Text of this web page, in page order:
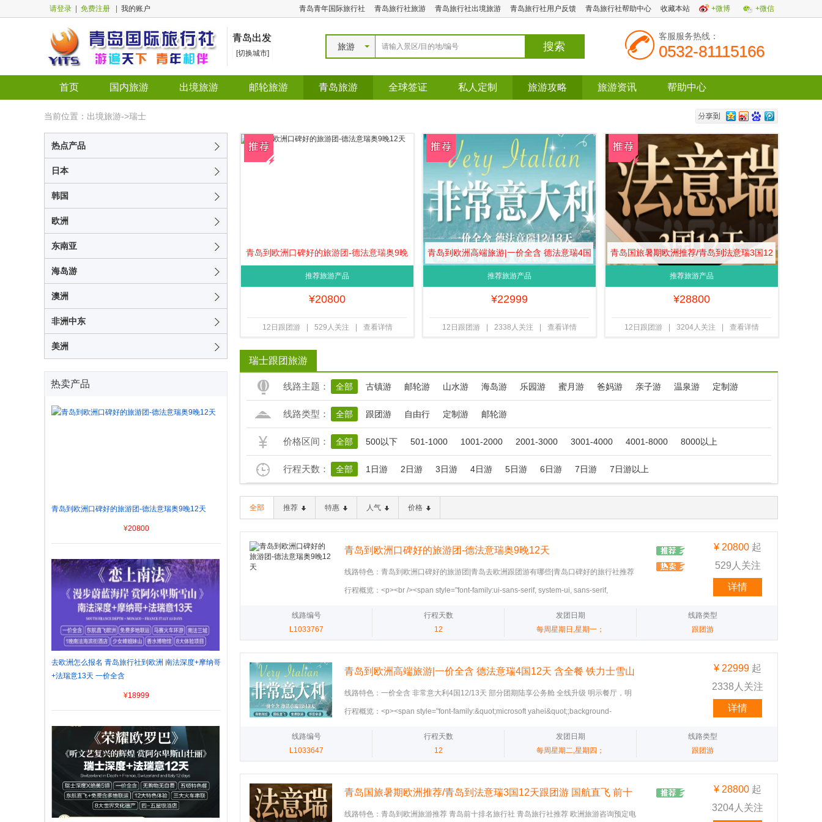
请登录 免费注册 我的账户 青岛青年国际旅行社 青岛旅行社旅游 青岛旅行社出境旅游 青岛旅行社用户反馈 青岛旅行社帮助中心 收藏本站 +微博 +微信
青岛出发
[切换城市]
旅游
客服服务热线：
0532-81115166
首页 国内旅游 出境旅游 邮轮旅游 青岛旅游 全球签证 私人定制 旅游攻略 旅游资讯 帮助中心
当前位置：出境旅游->瑞士
热点产品
日本
韩国
欧洲
东南亚
海岛游
澳洲
非洲中东
美洲
热卖产品
青岛到欧洲口碑好的旅游团-德法意瑞奥9晚12天
¥20800
去欧洲怎么报名 青岛旅行社到欧洲 南法深度+摩纳哥
+法瑞意13天 一价全含
¥18999
青岛到欧洲口碑好的旅游团-德法意瑞奥9晚
12天
推荐旅游产品
¥20800
12日跟团游 529人关注 查看详情
青岛到欧洲高端旅游|一价全含 德法意瑞4国
12天 含全餐 铁力士雪山
推荐旅游产品
¥22999
12日跟团游 2338人关注 查看详情
青岛国旅暑期欧洲推荐/青岛到法意瑞3国12
天跟团游 国航直飞 前十立减 精致小团 一价
全含无自费 赠送双人WiFi
推荐旅游产品
¥28800
12日跟团游 3204人关注 查看详情
瑞士跟团旅游
线路主题： 全部 古镇游 邮轮游 山水游 海岛游 乐园游 蜜月游 爸妈游 亲子游 温泉游 定制游
线路类型： 全部 跟团游 自由行 定制游 邮轮游
价格区间： 全部 500以下 501-1000 1001-2000 2001-3000 3001-4000 4001-8000 8000以上
行程天数： 全部 1日游 2日游 3日游 4日游 5日游 6日游 7日游 7日游以上
全部 推荐 特惠 人气 价格
青岛到欧洲口碑好的旅游团-德法意瑞奥9晚12天
线路特色：青岛到欧洲口碑好的旅游团|青岛去欧洲跟团游有哪些|青岛口碑好的旅行社推荐
费✅含联运✅含全餐✅拒签全退 ✈甄选国航，北京直飞，双点进出 🏔自然奇观-金色环游：
器 🕍世界五大宫殿之一-凡尔赛宫入内含讲解器 🛶水城威尼斯泛舟-贡多拉游船 🏰迪斯尼城
堡原型-新天鹅堡 [礼物]贴心好礼：机场三宝+转换插头+2人一台WIFI+高额保险
行程概览：<p><br /><span style="font-family:ui-sans-serif, system-ui, sans-serif,
symbol&quot;, &quot;noto color emoji&quot;;">每日核心游览亮点</span></p><p><span
style="font-family:ui-sans-serif, system-ui, sans-serif, &quot;apple color emoji&quot;,
&quot;segoe ui emoji&quot;, &quot;segoe ui symbol&quot;, &quot;noto color
emoji&quot;;">D1：各地集合联运至北京，准备国际航班。</span></p><p><span
&quot;segoe ui emoji&quot;, &quot;segoe ui symbol&quot;, &quot;noto color
emoji&quot;;">D2（德）：慕尼黑→菲森新天鹅堡（外观）→因斯布鲁克，打卡童话城堡。
color emoji&quot;, &quot;segoe ui emoji&quot;, &quot;segoe ui symbol&quot;,
/ 教堂、叹息桥，含贡多拉游船，享用墨鱼面。</span></p><p><span style="font-
family:ui-sans-serif, system-ui, sans-serif, &quot;apple color emoji&quot;, &quot;segoe ui
emoji&quot;, &quot;segoe ui symbol&quot;, &quot;noto color emoji&quot;;">D4（意罗
马）：永恒之都罗马，外观斗兽场、君士坦丁凯旋门</span><span style="font-family:ui-
sans-serif, system-ui, sans-serif, &quot;apple color emoji&quot;, &quot;segoe ui
emoji&quot;, &quot;segoe ui symbol&quot;, &quot;noto color emoji&quot;;">。</span>
</p><p><span style="font-family:ui-sans-serif, system-ui, sans-serif, &quot;apple color
¥ 20800 起
529人关注
详情
线路编号
L1033767
行程天数
12
发团日期
每周星期日,星期一；
线路类型
跟团游
青岛到欧洲高端旅游|一价全含 德法意瑞4国12天 含全餐 铁力士雪山
线路特色：一价全含 非常意大利4国12/13天 部分团期陆享公务舱 全线升级 明示餐厅，明
台，不限速 全程四星酒店，热早 🍸餐食:含全餐，六菜&意大利墨鱼面&铁力士山顶用餐
&许愿池 童话世界：新天鹅堡（入内）&高天鹅堡 六大世界遗产：比萨&罗马&威尼斯&佛罗
伦萨&天空之城&五渔村 瑞士最美360度旋转缆车：铁力士雪山 瑞士最美观光列车：金色山
行程概览：<p><span style="font-family:&quot;microsoft yahei&quot;;background-
程详情‌:10:00 于首都机场T3航站楼集合，专业送团人召开出团说明会。地点：北京首都机
场T3航站4楼6号门内“中国海关”牌子处。领队分发护照，讲解注意事项。13:25 搭乘国际航
班CA939前往罗马。17:50 抵达罗马，乘坐大巴前往酒店。‌</span></p><p><span
style="font-family:&quot;microsoft yahei&quot;;background-color:#ffffff;"><br /></span>
color:#ffffff;">D2 (1月9日 星期五): 罗马 → 天空之城 → 佛罗伦萨‌‌交通‌: 巴士‌酒店‌: 四星级酒店‌
餐食‌: 早餐—无 午餐—六菜一汤 晚餐—六菜一汤‌行程详情‌:07:00 酒店享用西式自助早餐。
¥ 22999 起
2338人关注
详情
线路编号
L1033647
行程天数
12
发团日期
每周星期二,星期四；
线路类型
跟团游
青岛国旅暑期欧洲推荐/青岛到法意瑞3国12天跟团游 国航直飞 前十
立减 精致小团 一价全含无自费 赠送双人WiFi
线路特色：青岛到欧洲旅游推荐 青岛前十排名旅行社 青岛旅行社推荐 欧洲旅游咨询预定电
¥ 28800 起
3204人关注